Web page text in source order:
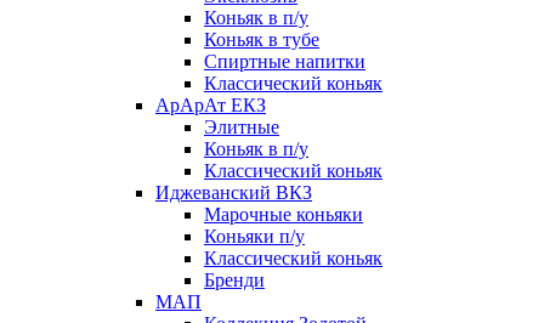
Коньяк в п/у
Коньяк в тубе
Спиртные напитки
Классический коньяк
АрАрАт ЕКЗ
Элитные
Коньяк в п/у
Классический коньяк
Иджеванский ВКЗ
Марочные коньяки
Коньяки п/у
Классический коньяк
Бренди
МАП